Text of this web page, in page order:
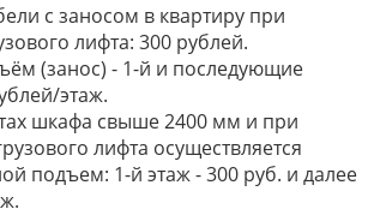
с заносом в квартиру при
лифта: 300 рублей.
(занос) - 1-й и последующие
этаж.
шкафа свыше 2400 мм и при
лифта осуществляется
подъем: 1-й этаж - 300 руб. и далее